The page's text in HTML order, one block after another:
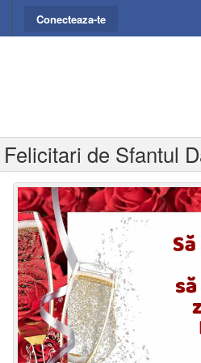
Conecteaza-te
Felicitari de Sfantul